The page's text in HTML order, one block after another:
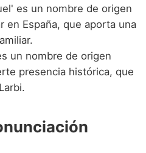
es un nombre de origen
en España, que aporta una
un nombre de origen
presencia histórica, que